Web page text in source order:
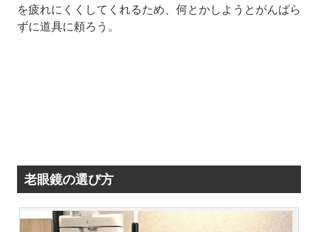
を疲れにくくしてくれるため、何とかしようとがんばら
ずに道具に頼ろう。
老眼鏡の選び方